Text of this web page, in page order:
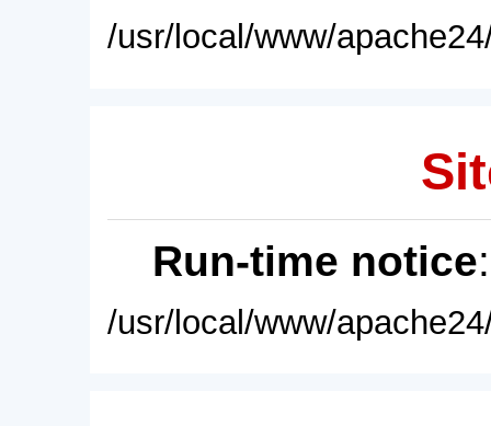
/usr/local/www/
Run-time notice
/usr/local/www/